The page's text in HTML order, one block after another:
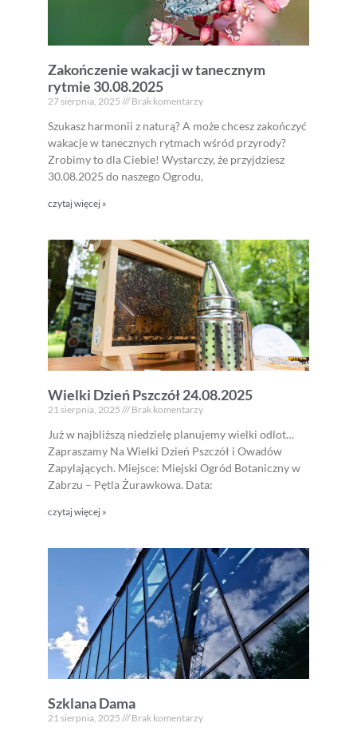
Zakończenie wakacji w tanecznym
rytmie 30.08.2025
27 sierpnia, 2025 Brak komentarzy
Szukasz harmonii z naturą? A może chcesz zakończyć
wakacje w tanecznych rytmach wśród przyrody?
Zrobimy to dla Ciebie! Wystarczy, że przyjdziesz
30.08.2025 do naszego Ogrodu,
czytaj więcej »
Wielki Dzień Pszczół 24.08.2025
21 sierpnia, 2025 Brak komentarzy
Już w najbliższą niedzielę planujemy wielki odlot…
Zapraszamy Na Wielki Dzień Pszczół i Owadów
Zapylających. Miejsce: Miejski Ogród Botaniczny w
Zabrzu – Pętla Żurawkowa. Data:
czytaj więcej »
Szklana Dama
21 sierpnia, 2025 Brak komentarzy